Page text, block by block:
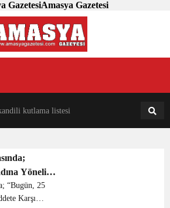
GazetesiAmasya Gazetesi
kutlama listesi 18:31
Yönelik
Halk
“Bugün, 25
Karşı